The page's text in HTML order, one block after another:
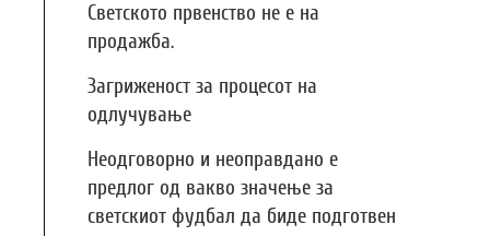
Светското првенство не е на
продажба.
Загриженост за процесот на
одлучување
Неодговорно и неоправдано е
предлог од вакво значење за
светскиот фудбал да биде подготвен